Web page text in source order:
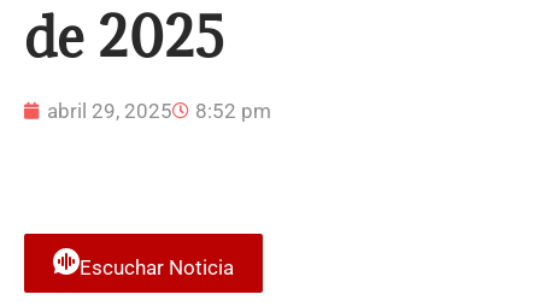
de 2025
abril 29, 2025 8:52 pm
Escuchar Noticia